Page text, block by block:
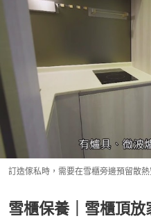
訂造傢私時，需要在雪櫃旁邊預留散熱
雪櫃保養｜雪櫃頂放